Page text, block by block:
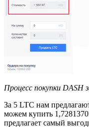
Процесс покупки DASH
За 5 LTC нам
можем купить
предлагает самый